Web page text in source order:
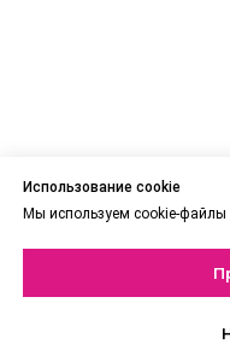
Использование cookie
Мы используем cookie-файлы